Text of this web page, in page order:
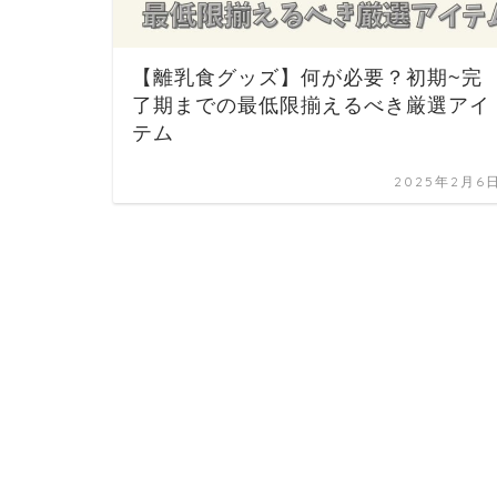
【離乳食グッズ】何が必要？初期~完
了期までの最低限揃えるべき厳選アイ
テム
2025年2月6